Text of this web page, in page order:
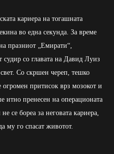
кариера на тогашната
во една секунда. За време
празниот „Емирати“,
со главата на Давид Луиз
Со скршен череп, тешко
притисок врз мозокот и
итно пренесен на операционата
се бореа за неговата кариера,
му го спасат животот.